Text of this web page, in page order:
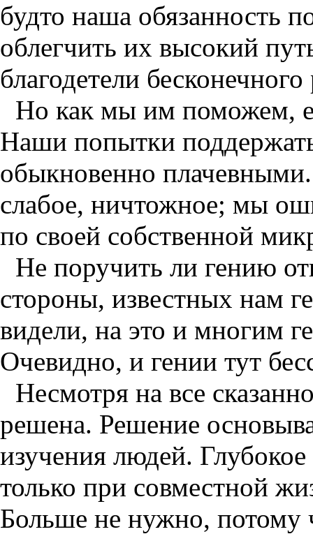
будто наша обязанность
облегчить их высокий
благодетели
Но как мы им поможем,
Наши попытки
обыкновенно
слабое, ничтожное; мы
по своей собственной
Не поручить ли гению
стороны, известных нам
видели, на это и многим
Очевидно, и гении тут
Несмотря на все
решена. Решение
изучения людей.
только при совместной
Больше не нужно, потому